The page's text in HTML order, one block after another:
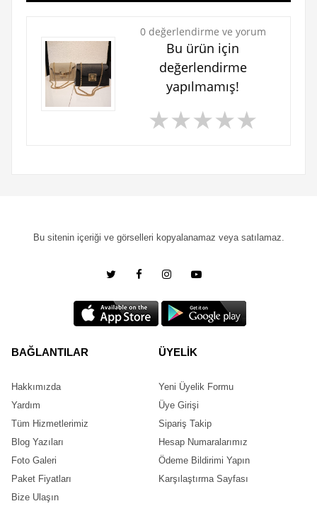
0 değerlendirme ve yorum
Bu ürün için
değerlendirme
yapılmamış!
★★★★★
Bu sitenin içeriği ve görselleri kopyalanamaz veya satılamaz.
BAĞLANTILAR
Hakkımızda
Yardım
Tüm Hizmetlerimiz
Blog Yazıları
Foto Galeri
Paket Fiyatları
Bize Ulaşın
ÜYELİK
Yeni Üyelik Formu
Üye Girişi
Sipariş Takip
Hesap Numaralarımız
Ödeme Bildirimi Yapın
Karşılaştırma Sayfası